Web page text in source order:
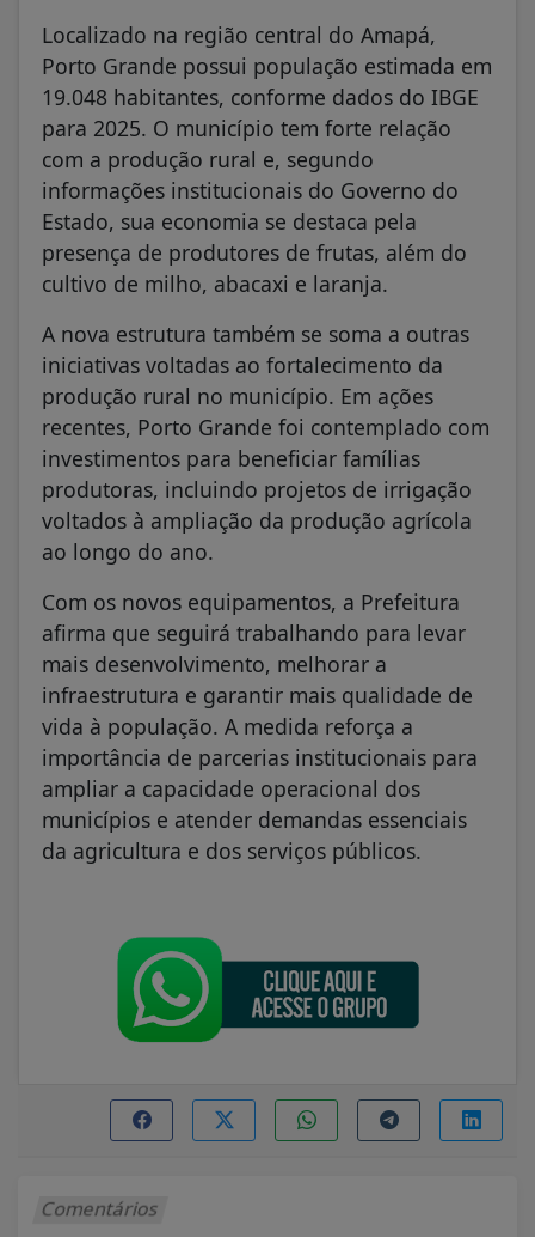
Localizado na região central do Amapá,
Porto Grande possui população estimada em
19.048 habitantes, conforme dados do IBGE
para 2025. O município tem forte relação
com a produção rural e, segundo
informações institucionais do Governo do
Estado, sua economia se destaca pela
presença de produtores de frutas, além do
cultivo de milho, abacaxi e laranja.
A nova estrutura também se soma a outras
iniciativas voltadas ao fortalecimento da
produção rural no município. Em ações
recentes, Porto Grande foi contemplado com
investimentos para beneficiar famílias
produtoras, incluindo projetos de irrigação
voltados à ampliação da produção agrícola
ao longo do ano.
Com os novos equipamentos, a Prefeitura
afirma que seguirá trabalhando para levar
mais desenvolvimento, melhorar a
infraestrutura e garantir mais qualidade de
vida à população. A medida reforça a
importância de parcerias institucionais para
ampliar a capacidade operacional dos
municípios e atender demandas essenciais
da agricultura e dos serviços públicos.
Comentários